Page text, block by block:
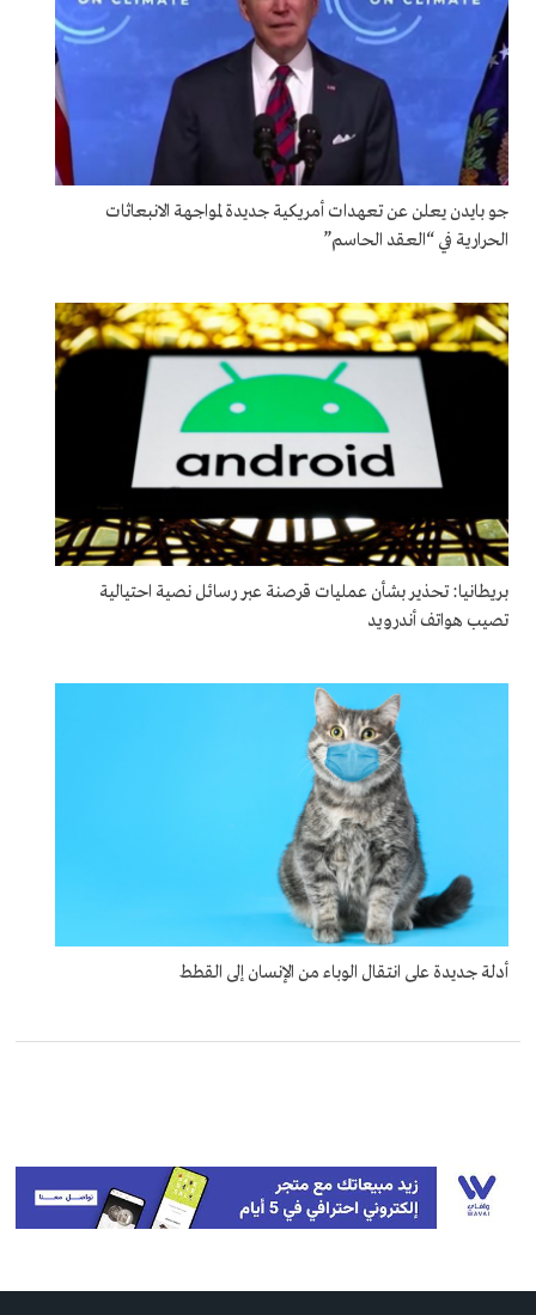
جو بايدن يعلن عن تعهدات أمريكية جديدة لمواجهة الانبعاثات
الحرارية في “العقد الحاسم”
بريطانيا: تحذير بشأن عمليات قرصنة عبر رسائل نصية احتيالية
تصيب هواتف أندرويد
أدلة جديدة على انتقال الوباء من الإنسان إلى القطط